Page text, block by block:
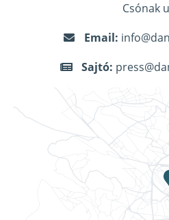
Csónak
Email:
Sajtó: